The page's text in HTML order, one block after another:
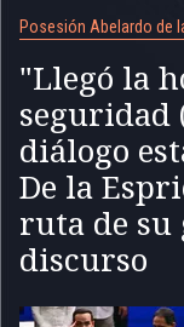
Posesión Abelardo de
"Llegó la
seguridad
diálogo
De la
ruta de
discurso